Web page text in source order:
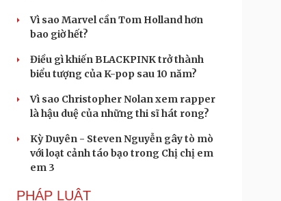
Vì sao Marvel cần Tom Holland hơn
bao giờ hết?
Điều gì khiến BLACKPINK trở thành
biểu tượng của K-pop sau 10 năm?
Vì sao Christopher Nolan xem rapper
là hậu duệ của những thi sĩ hát rong?
Kỳ Duyên - Steven Nguyễn gây tò mò
với loạt cảnh táo bạo trong Chị chị em
em 3
PHÁP LUẬT